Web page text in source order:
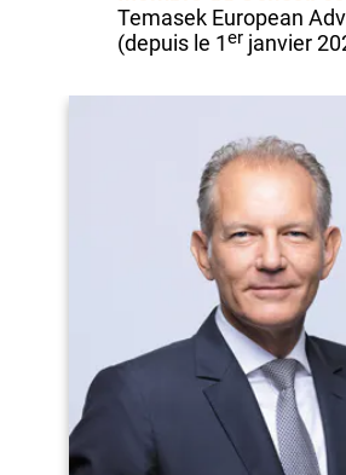
Advisory Panel on
1erjanvier 2021)
Temasek European